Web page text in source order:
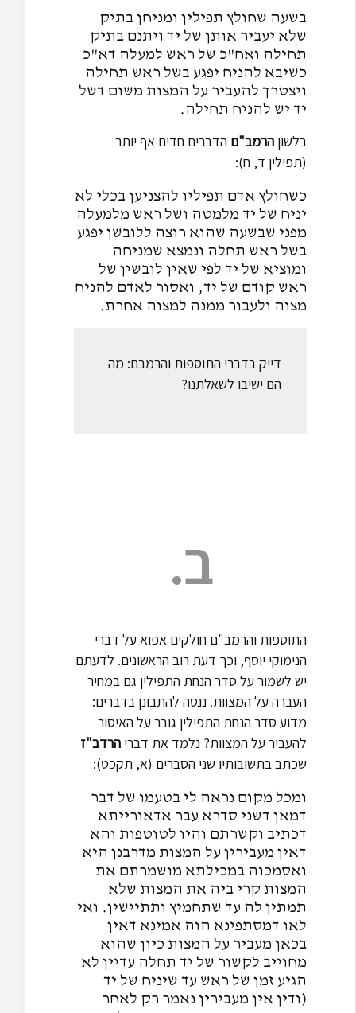
בשעה שחולץ תפילין ומניחן בתיק
שלא יעביר אותן של יד ויתנם בתיק
תחילה ואח"כ של ראש למעלה דא"כ
כשיבא להניח יפגע בשל ראש תחילה
ויצטרך להעביר על המצות משום דשל
יד יש להניח תחילה.
בלשוןהרמב"ם הדברים חדים אף יותר
(תפילין ד, ח):
כשחולץ אדם תפיליו להצניען בכלי לא
יניח של יד מלמטה ושל ראש מלמעלה
מפני שבשעה שהוא רוצה ללובשן יפגע
בשל ראש תחלה ונמצא שמניחה
ומוציא של יד לפי שאין לובשין של
ראש קודם של יד, ואסור לאדם להניח
מצוה ולעבור ממנה למצוה אחרת.
דייק בדברי התוספות והרמבם: מה
הם ישיבו לשאלתנו?
ב.
התוספות והרמב"ם חולקים אפוא על דברי
הנימוקי יוסף, וכך דעת רוב הראשונים. לדעתם
יש לשמור על סדר הנחת התפילין גם במחיר
העברה על המצוות. ננסה להתבונן בדברים:
מדוע סדר הנחת התפילין גובר על האיסור
להעביר על המצוות? נלמד את דבריהרדב"ז
שכתב בתשובותיו שני הסברים (א, תקכט):
ומכל מקום נראה לי בטעמו של דבר
דמאן דשני סדרא עבר אדאורייתא
דכתיב וקשרתם והיו לטוטפות והא
דאין מעבירין על המצות מדרבנן היא
ואסמכוה במכילתא מושמרתם את
המצות קרי ביה את המצות שלא
תמתין לה עד שתחמיץ ותתיישין. ואי
לאו דמסתפינא הוה אמינא דאין
בכאן מעביר על המצות כיון שהוא
מחוייב לקשור של יד תחלה עדיין לא
הגיע זמן של ראש עד שיניח של יד
(ודין אין מעבירין נאמר רק לאחר